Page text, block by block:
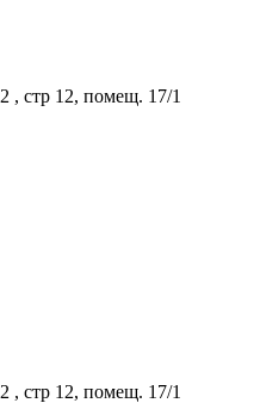
, стр 12, помещ. 17/1
, стр 12, помещ. 17/1